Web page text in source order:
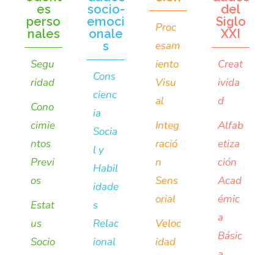
es
perso
nales
Segu
ridad
Cono
cimie
ntos
Previ
os
Estat
us
Socio
socio-
emoci
onale
s
Cons
cienc
ia
Socia
l y
Habil
idade
s
Relac
ional
Proc
esam
iento
Visu
al
Integ
ració
n
Sens
orial
Veloc
idad
del
Siglo
XXI
Creat
ivida
d
Alfab
etiza
ción
Acad
émic
a
Básic